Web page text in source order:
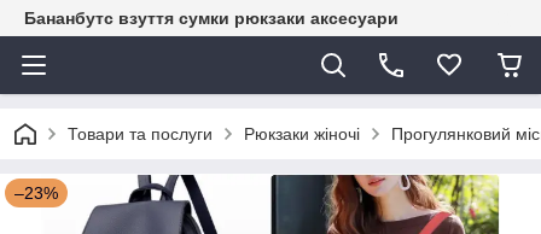
Бананбутс взуття сумки рюкзаки аксесуари
Товари та послуги Рюкзаки жіночі Прогулянковий
–23%